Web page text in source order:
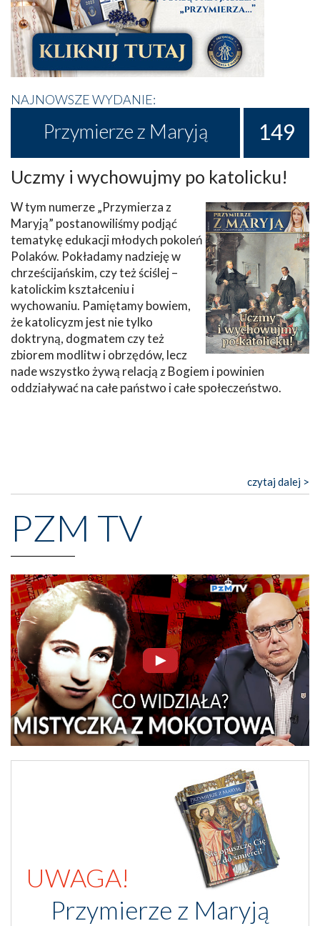
NAJNOWSZE WYDANIE:
Przymierze z Maryją 149
Uczmy i wychowujmy po katolicku!
W tym numerze „Przymierza z
Maryją” postanowiliśmy podjąć
tematykę edukacji młodych pokoleń
Polaków. Pokładamy nadzieję w
chrześcijańskim, czy też ściślej –
katolickim kształceniu i
wychowaniu. Pamiętamy bowiem,
że katolicyzm jest nie tylko
doktryną, dogmatem czy też
zbiorem modlitw i obrzędów, lecz
nade wszystko żywą relacją z Bogiem i powinien
oddziaływać na całe państwo i całe społeczeństwo.
czytaj dalej >
PZM TV
UWAGA!
Przymierze z Maryją